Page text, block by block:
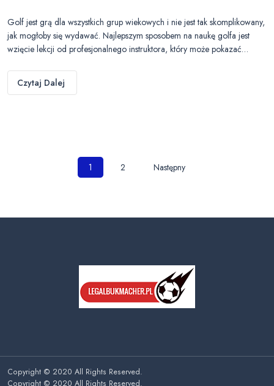
Golf jest grą dla wszystkich grup wiekowych i nie jest tak skomplikowany,
jak mogłoby się wydawać. Najlepszym sposobem na naukę golfa jest
wzięcie lekcji od profesjonalnego instruktora, który może pokazać…
Czytaj Dalej
Nawigacja
1 2 Następny
Copyright © 2020 All Rights Reserved.
Copyright © 2020 All Rights Reserved.